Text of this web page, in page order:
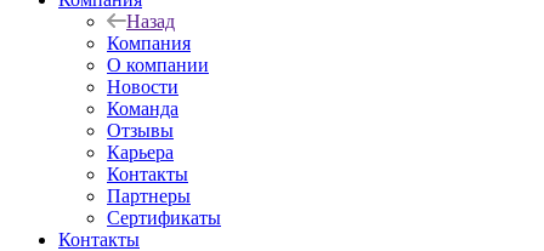
Назад
Компания
О компании
Новости
Команда
Отзывы
Карьера
Контакты
Партнеры
Сертификаты
Контакты